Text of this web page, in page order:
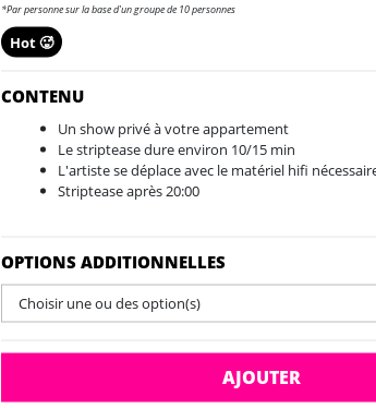
*Par personne sur la base d'un groupe de 10 personnes
Hot 🥵
CONTENU
Un show privé à votre appartement
Le striptease dure environ 10/15 min
L'artiste se déplace avec le matériel hifi
Striptease après 20:00
OPTIONS ADDITIONNELLES
Choisir une ou des option(s)
AJOUTER